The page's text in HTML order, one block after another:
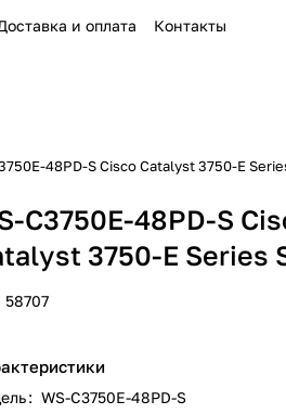
и оплата Контакты
48PD-S Cisco Catalyst 3750-E
C3750E-48PD-S
3750-E Series
58707
: WS-C3750E-48PD-S